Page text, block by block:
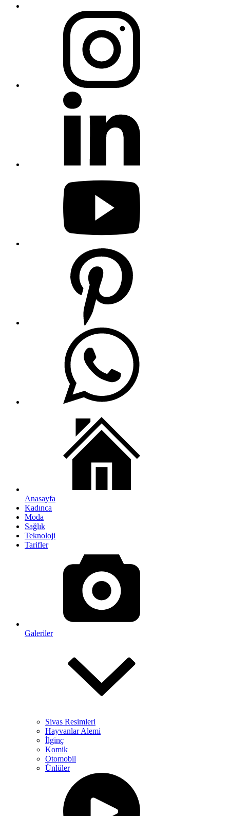
Anasayfa
Kadınca
Moda
Sağlık
Teknoloji
Tarifler
Galeriler
Sivas Resimleri
Hayvanlar Alemi
İlginç
Komik
Otomobil
Ünlüler